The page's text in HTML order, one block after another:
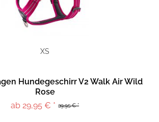
XS
Hundegeschirr V2 Walk Air Wild
Rose
39,95 € *
ab 29,95 € *